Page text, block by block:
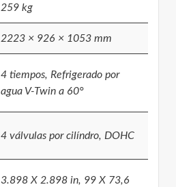
259 kg
2223 × 926 × 1053 mm
4 tiempos, Refrigerado por
agua V-Twin a 60°
4 válvulas por cilíndro, DOHC
3.898 X 2.898 in, 99 X 73,6